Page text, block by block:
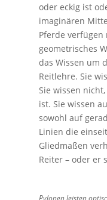
oder eckig ist
imaginären
Pferde
geometrisches
das Wissen um
Reitlehre. Sie
Sie wissen
ist. Sie wissen
sowohl auf
Linien die
Gliedmaßen
Reiter – oder er
Pylonen leisten